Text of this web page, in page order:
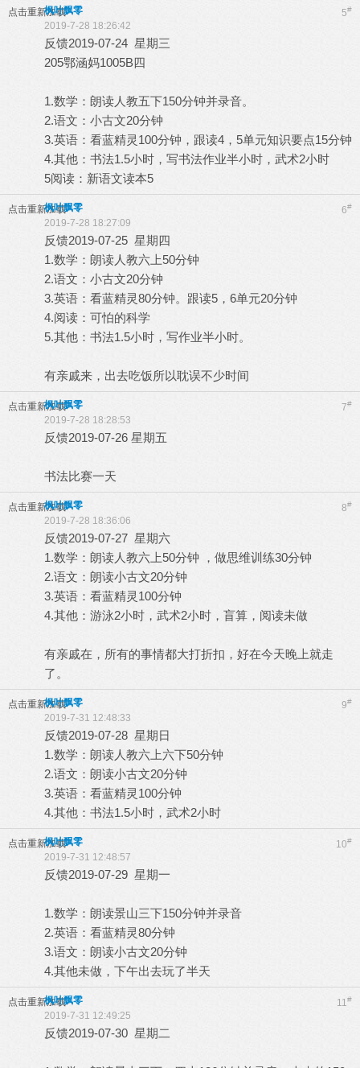
点击重新加载 5#
枫叶飘零
2019-7-28 18:26:42
反馈2019-07-24 星期三
205鄂涵妈1005B四
1.数学：朗读人教五下150分钟并录音。
2.语文：小古文20分钟
3.英语：看蓝精灵100分钟，跟读4，5单元知识要点15分钟
4.其他：书法1.5小时，写书法作业半小时，武术2小时
5阅读：新语文读本5
点击重新加载 6#
枫叶飘零
2019-7-28 18:27:09
反馈2019-07-25 星期四
1.数学：朗读人教六上50分钟
2.语文：小古文20分钟
3.英语：看蓝精灵80分钟。跟读5，6单元20分钟
4.阅读：可怕的科学
5.其他：书法1.5小时，写作业半小时。
有亲戚来，出去吃饭所以耽误不少时间
点击重新加载 7#
枫叶飘零
2019-7-28 18:28:53
反馈2019-07-26 星期五
书法比赛一天
点击重新加载 8#
枫叶飘零
2019-7-28 18:36:06
反馈2019-07-27 星期六
1.数学：朗读人教六上50分钟 ，做思维训练30分钟
2.语文：朗读小古文20分钟
3.英语：看蓝精灵100分钟
4.其他：游泳2小时，武术2小时，盲算，阅读未做
有亲戚在，所有的事情都大打折扣，好在今天晚上就走
了。
点击重新加载 9#
枫叶飘零
2019-7-31 12:48:33
反馈2019-07-28 星期日
1.数学：朗读人教六上六下50分钟
2.语文：朗读小古文20分钟
3.英语：看蓝精灵100分钟
4.其他：书法1.5小时，武术2小时
点击重新加载 10#
枫叶飘零
2019-7-31 12:48:57
反馈2019-07-29 星期一
1.数学：朗读景山三下150分钟并录音
2.英语：看蓝精灵80分钟
3.语文：朗读小古文20分钟
4.其他未做，下午出去玩了半天
点击重新加载 11#
枫叶飘零
2019-7-31 12:49:25
反馈2019-07-30 星期二